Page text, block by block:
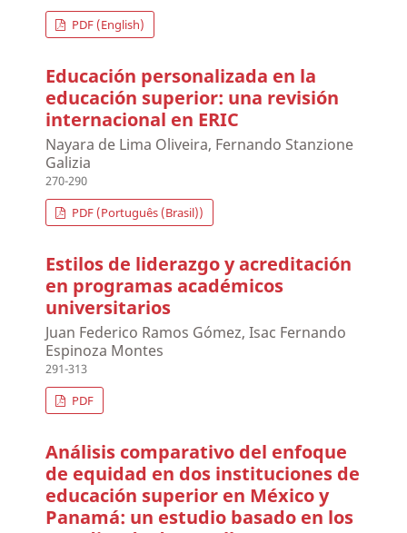
PDF (English)
Educación personalizada en la
educación superior: una revisión
internacional en ERIC
Nayara de Lima Oliveira, Fernando Stanzione
Galizia
270-290
PDF (Português (Brasil))
Estilos de liderazgo y acreditación
en programas académicos
universitarios
Juan Federico Ramos Gómez, Isac Fernando
Espinoza Montes
291-313
PDF
Análisis comparativo del enfoque
de equidad en dos instituciones de
educación superior en México y
Panamá: un estudio basado en los